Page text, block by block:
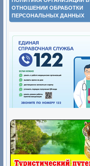
ОТНОШЕНИИ ОБРАБОТКИ
ПЕРСОНАЛЬНЫХ ДАННЫХ